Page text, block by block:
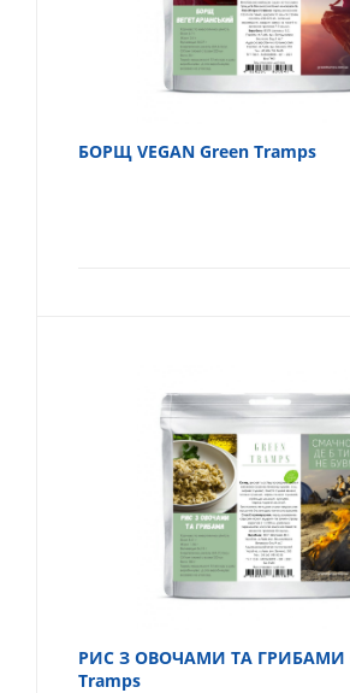
БОРЩ VEGAN Green Tramps
РИС З ОВОЧАМИ ТА ГРИБАМИ
Tramps